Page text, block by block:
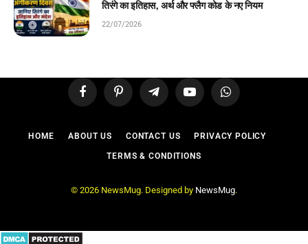
तिरंगे का इतिहास, अर्थ और फ्लैग कोड के नए नियम
22/07/2026
FacebookPinterest TelegramYouTubeWhatsApp
HOME ABOUT US CONTACT US PRIVACY POLICY
TERMS & CONDITIONS
© 2026 NewsMug. Designed by NewsMug.